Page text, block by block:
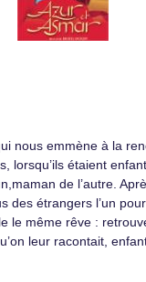
nous emmène à la
lorsqu’ils étaient
de l’autre.
des étrangers l’un
le même rêve :
leur racontait,